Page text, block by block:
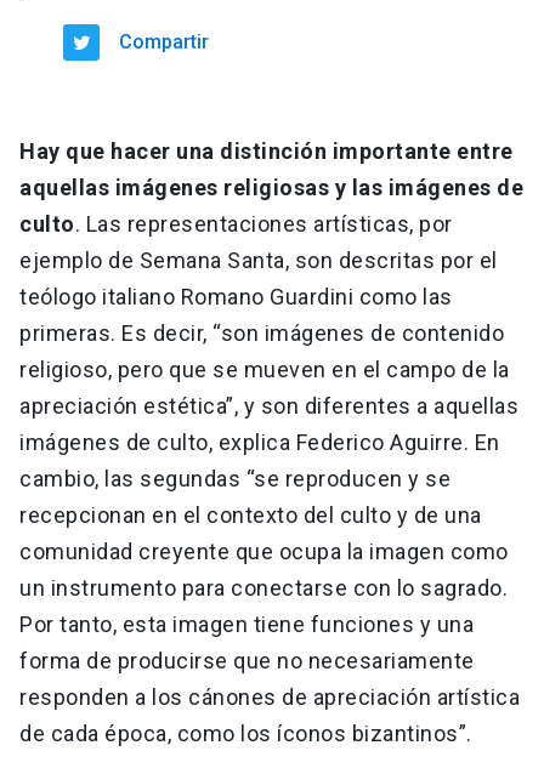
Compartir
Hay que hacer una distinción importante entre
aquellas imágenes religiosas y las imágenes de
culto. Las representaciones artísticas, por
ejemplo de Semana Santa, son descritas por el
teólogo italiano Romano Guardini como las
primeras. Es decir, “son imágenes de contenido
religioso, pero que se mueven en el campo de la
apreciación estética”, y son diferentes a aquellas
imágenes de culto, explica Federico Aguirre. En
cambio, las segundas “se reproducen y se
recepcionan en el contexto del culto y de una
comunidad creyente que ocupa la imagen como
un instrumento para conectarse con lo sagrado.
Por tanto, esta imagen tiene funciones y una
forma de producirse que no necesariamente
responden a los cánones de apreciación artística
de cada época, como los íconos bizantinos”.